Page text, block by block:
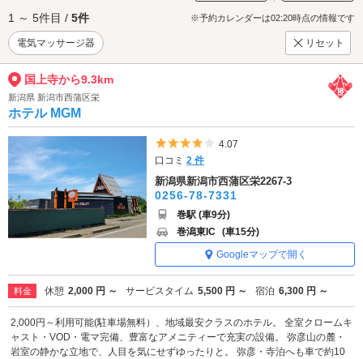
1 ～ 5件目 / 5件 ※予約カレンダーは02:20時点の情報です
電気マッサージ器 リセット
国上寺から9.3km
新潟県 新潟市西蒲区栄
ホテル MGM
5つ星のうち4
4.07
口コミ2 件
新潟県新潟市西蒲区栄2267-3
0256-78-7331
巻駅 (車9分)
巻潟東IC (車15分)
Googleマップで開く
料金 休憩 2,000 円 ～ サービスタイム 5,500 円 ～ 宿泊 6,300 円 ～
2,000円～利用可能(駐車場無料）、地域最安クラスのホテル。 全室クロームキ
ャスト・VOD・電マ完備、豊富なアメニティーで充実の設備。 弥彦山の麓・
岩室の静かな立地で、人目を気にせずゆったりと。 弥彦・寺泊へも車で約10